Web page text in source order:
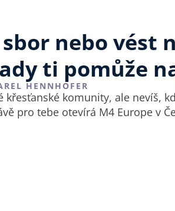
nebo vést
ti pomůže
HENNHOFER
komunity, ale nevíš,
pro tebe otevírá M4 Europe v